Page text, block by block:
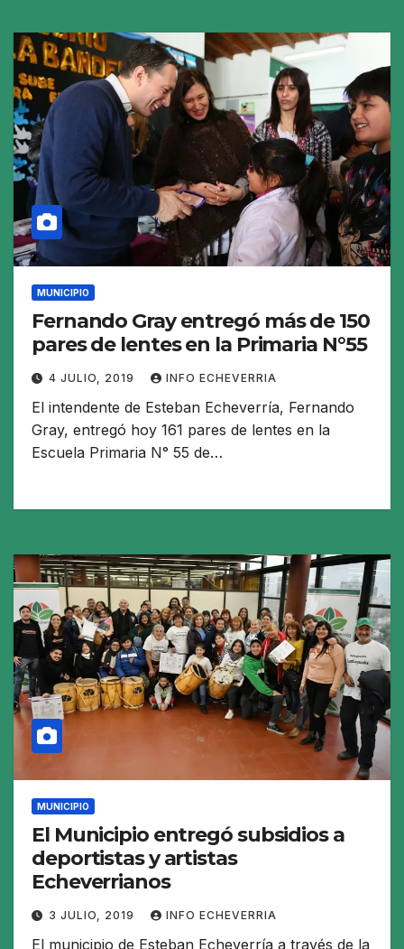
MUNICIPIO
Fernando Gray entregó más de 150
pares de lentes en la Primaria N°55
4 JULIO, 2019 INFO ECHEVERRIA
El intendente de Esteban Echeverría, Fernando
Gray, entregó hoy 161 pares de lentes en la
Escuela Primaria N° 55 de…
MUNICIPIO
El Municipio entregó subsidios a
deportistas y artistas
Echeverrianos
3 JULIO, 2019 INFO ECHEVERRIA
El municipio de Esteban Echeverría a través de la